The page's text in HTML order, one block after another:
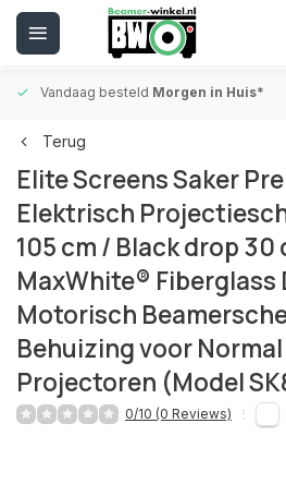
Vandaag besteld Morgen in Huis*
Terug
Elite Screens Saker
Elektrisch
105 cm / Black drop 30
MaxWhite® Fiberglass
Motorisch
Behuizing voor
Projectoren (Model
0/10 (0 Reviews)